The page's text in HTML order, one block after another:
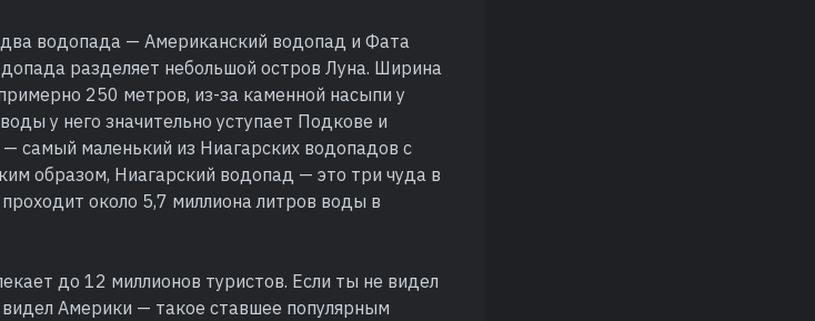
водопада — Американский водопад и Фата
разделяет небольшой остров Луна. Ширина
250 метров, из-за каменной насыпи у
у него значительно уступает Подкове и
самый маленький из Ниагарских водопадов с
образом, Ниагарский водопад — это три чуда в
около 5,7 миллиона литров воды в
до 12 миллионов туристов. Если ты не видел
Америки — такое ставшее популярным